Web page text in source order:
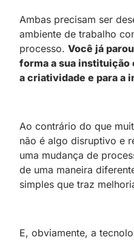
Ambas precisam ser
ambiente de trabalho
processo. Você já
forma a sua instituição
a criatividade e para a
Ao contrário do que
não é algo disruptivo e
uma mudança de
de uma maneira
simples que traz
E, obviamente, a